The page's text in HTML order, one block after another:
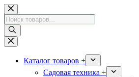
Перейти
к
сути
Поиск
товаров
Каталог товаров +
Садовая техника +